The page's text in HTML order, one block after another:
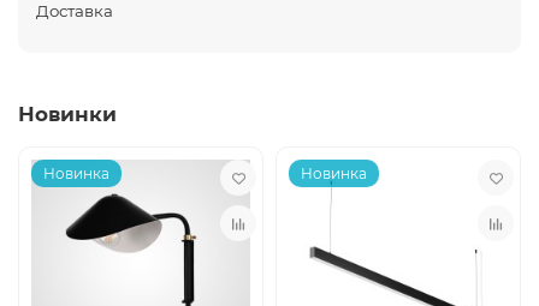
Доставка
Новинки
Новинка Новинка